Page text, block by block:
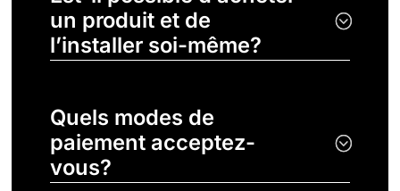
un produit et de
l’installer soi-même?
Quels modes de
paiement acceptez-
vous?